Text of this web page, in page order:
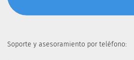
Soporte y asesoramiento por teléfono: